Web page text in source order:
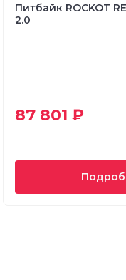
Питбайк ROCKOT
2.0
87 801 ₽